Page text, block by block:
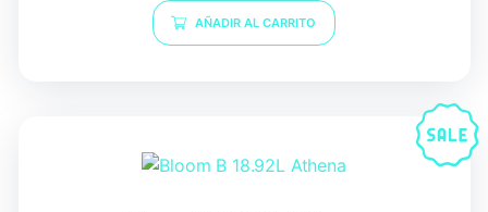
AÑADIR AL CARRITO